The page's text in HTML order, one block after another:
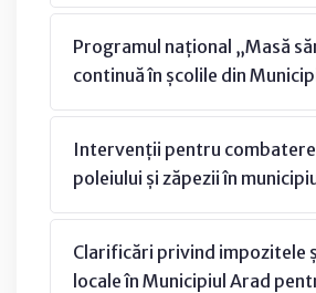
Programul național „Masă
continuă în școlile din
Intervenții pentru
poleiului și zăpezii în
Clarificări privind impozitele
locale în Municipiul Arad